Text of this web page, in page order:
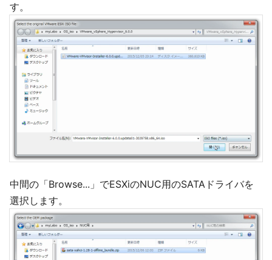
す。
中間の「Browse...」でESXiのNUC用のSATAドライバを
選択します。